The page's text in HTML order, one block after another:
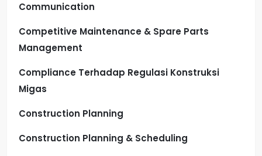
Communication
Competitive Maintenance & Spare Parts
Management
Compliance Terhadap Regulasi Konstruksi
Migas
Construction Planning
Construction Planning & Scheduling